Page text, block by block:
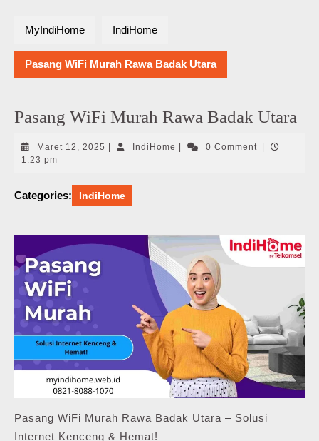
MyIndiHome IndiHome
Pasang WiFi Murah Rawa Badak Utara
Pasang WiFi Murah Rawa Badak Utara
Maret 12, 2025 Maret
IndiHome IndiHome0 Comment
1:23 pm
Categories: IndiHome
Pasang WiFi Murah Rawa Badak Utara – Solusi
Internet Kenceng & Hemat!